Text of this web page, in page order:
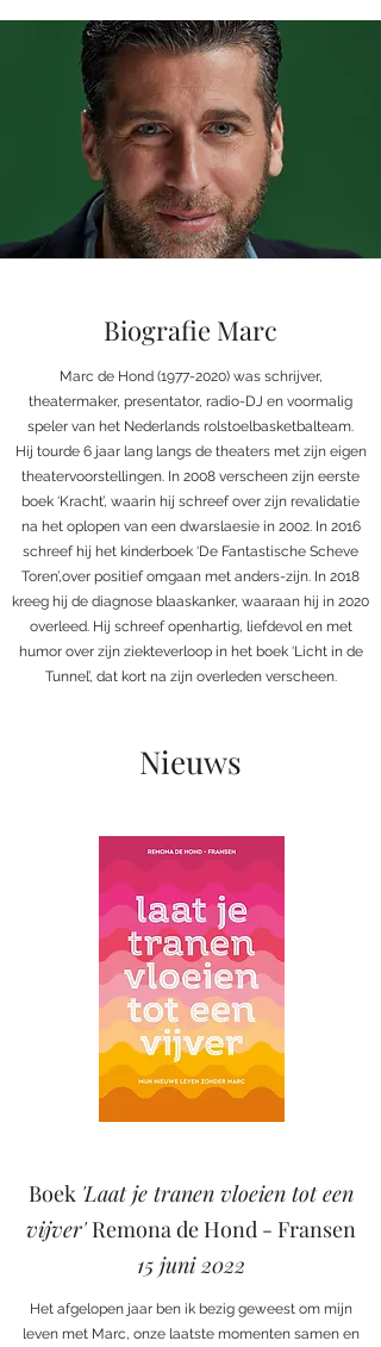
Biografie Marc
Marc de Hond (1977-2020)was schrijver,
theatermaker, presentator, radio-DJ en voormalig
speler van het Nederlands rolstoelbasketbalteam.
Hij tourde 6 jaar lang langs de theaters met zijn eigen
theatervoorstellingen. In 2008 verscheen zijn eerste
boek ‘Kracht’, waarin hij schreef over zijn revalidatie
na het oplopen van een dwarslaesie in 2002. In 2016
schreef hij het kinderboek ‘De Fantastische Scheve
Toren’,over positief omgaan met anders-zijn. In 2018
kreeg hij de diagnose blaaskanker, waaraan hij in 2020
overleed. Hij schreef openhartig, liefdevol en met
humor over zijn ziekteverloop in het boek ‘Licht in de
Tunnel’, dat kort na zijn overleden verscheen.
Nieuws
Boek 'Laat je tranen vloeien tot een
vijver'Remona de Hond - Fransen
15 juni 2022
Het afgelopen jaar ben ik bezig geweest om mijn
leven met Marc, onze laatste momenten samen en